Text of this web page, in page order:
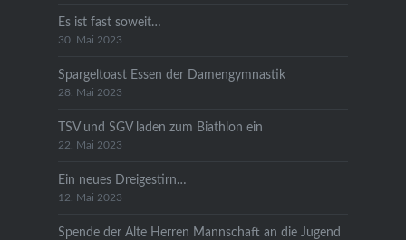
Es ist fast soweit…
30. Mai 2023
Spargeltoast Essen der Damengymnastik
28. Mai 2023
TSV und SGV laden zum Biathlon ein
22. Mai 2023
Ein neues Dreigestirn…
12. Mai 2023
Spende der Alte Herren Mannschaft an die Jugend